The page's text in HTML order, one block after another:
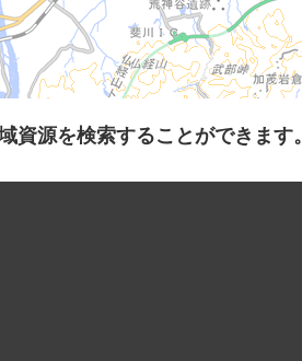
源を検索することができます。